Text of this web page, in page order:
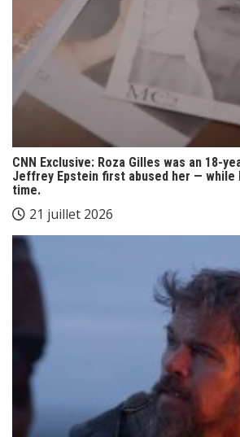
CNN Exclusive: Roza Gilles was an 18-
Jeffrey Epstein first abused her — while
time.
21 juillet 2026